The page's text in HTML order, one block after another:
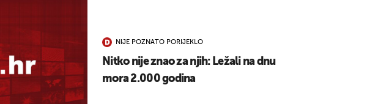
NIJE POZNATO PORIJEKLO
Nitko nije znao za njih: Ležali na dnu
mora 2.000 godina